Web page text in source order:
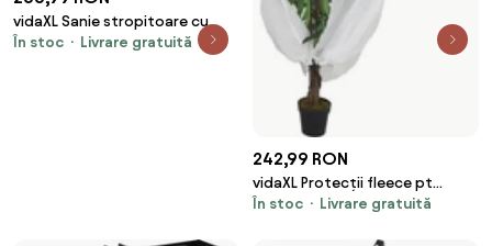
vidaXL Sanie stropitoare cu
roți, cap rotativ, roșu, oțel
În stoc Livrare gratuită
242,99 RON
vidaXL Protecții fleece pt
plante, fermoar, 10 buc, 70
În stoc Livrare gratuită